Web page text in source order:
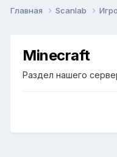
Главная Scanlab
Minecraft
Раздел нашего